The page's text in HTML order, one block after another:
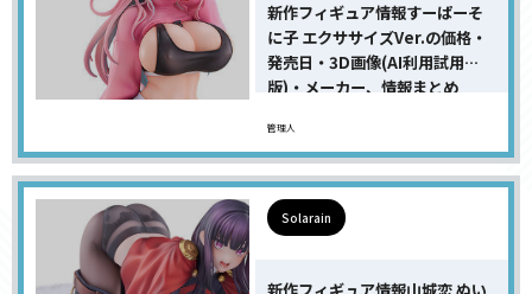
新作フィギュア情報すーぱーそ
に子 エクササイズVer.の価格・
発売日・3D画像(AI利用試用
版)・メーカー、情報まとめ
管理人
Solarain